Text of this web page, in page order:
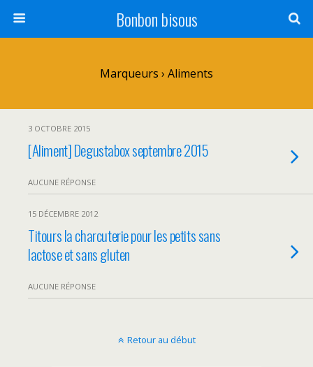
Bonbon bisous
Marqueurs › Aliments
3 OCTOBRE 2015
[Aliment] Degustabox septembre 2015
AUCUNE RÉPONSE
15 DÉCEMBRE 2012
Titours la charcuterie pour les petits sans
lactose et sans gluten
AUCUNE RÉPONSE
Retour au début